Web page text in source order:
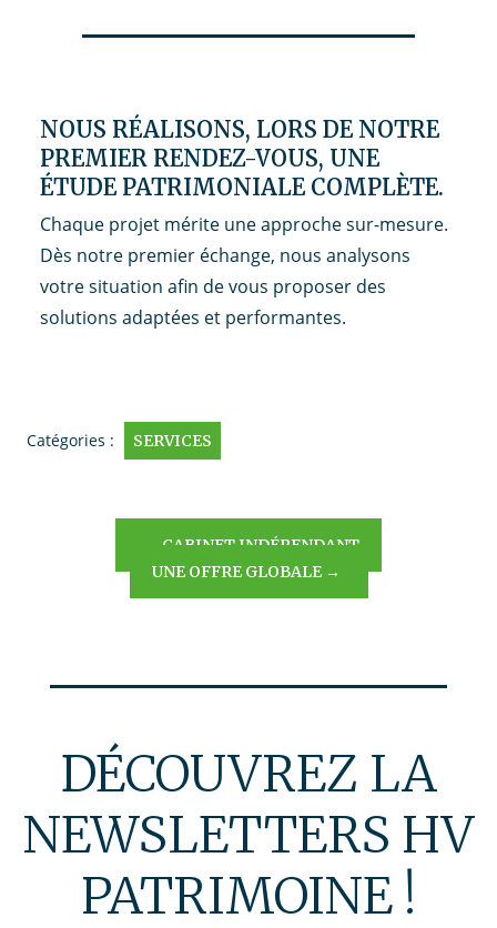
NOUS RÉALISONS, LORS DE NOTRE
PREMIER RENDEZ-VOUS, UNE
ÉTUDE PATRIMONIALE COMPLÈTE.
Chaque projet mérite une approche sur-mesure.
Dès notre premier échange, nous analysons
votre situation afin de vous proposer des
solutions adaptées et performantes.
Catégories : SERVICES
NAVIGATION
L’ARTICLE
CABINET INDÉPENDANT
UNE OFFRE GLOBALE →
DÉCOUVREZ LA
NEWSLETTERS HV
PATRIMOINE !